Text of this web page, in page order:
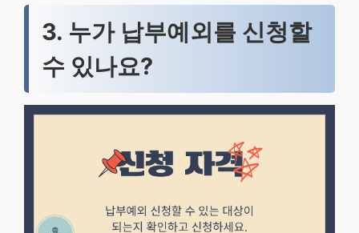
3. 누가 납부예외를 신청할
수 있나요?